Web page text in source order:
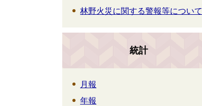
林野火災に関する警報等について
統計
月報
年報